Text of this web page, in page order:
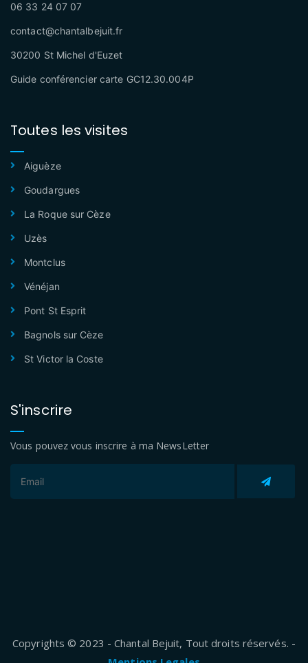
06 33 24 07 07
contact@chantalbejuit.fr
30200 St Michel d'Euzet
Guide conférencier carte GC12.30.004P
Toutes les visites
Aiguèze
Goudargues
La Roque sur Cèze
Uzès
Montclus
Vénéjan
Pont St Esprit
Bagnols sur Cèze
St Victor la Coste
S'inscrire
Vous pouvez vous inscrire à ma NewsLetter
Copyrights © 2023 - Chantal Bejuit, Tout droits réservés. -